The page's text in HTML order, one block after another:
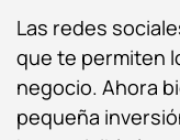
Las redes
que te permiten
negocio. Ahora
pequeña